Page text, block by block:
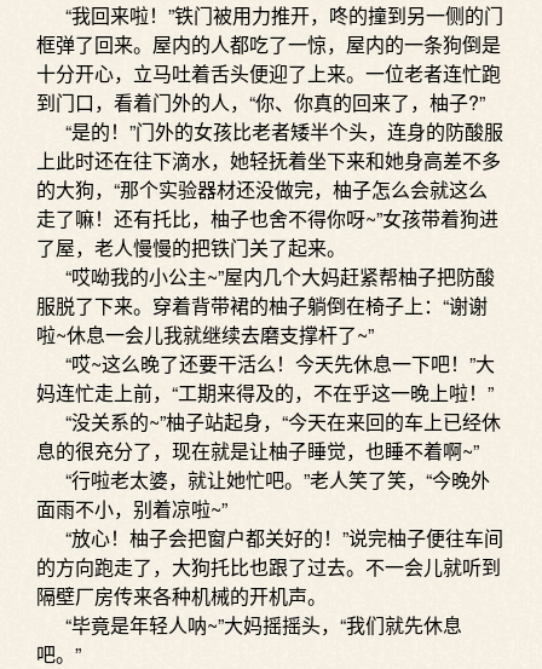
“我回来啦！”铁门被用力推开，咚的撞到另一侧的门
框弹了回来。屋内的人都吃了一惊，屋内的一条狗倒是
十分开心，立马吐着舌头便迎了上来。一位老者连忙跑
到门口，看着门外的人，“你、你真的回来了，柚子?”
“是的！”门外的女孩比老者矮半个头，连身的防酸服
上此时还在往下滴水，她轻抚着坐下来和她身高差不多
的大狗，“那个实验器材还没做完，柚子怎么会就这么
走了嘛！还有托比，柚子也舍不得你呀~”女孩带着狗进
了屋，老人慢慢的把铁门关了起来。
“哎呦我的小公主~”屋内几个大妈赶紧帮柚子把防酸
服脱了下来。穿着背带裙的柚子躺倒在椅子上：“谢谢
啦~休息一会儿我就继续去磨支撑杆了~”
“哎~这么晚了还要干活么！今天先休息一下吧！”大
妈连忙走上前，“工期来得及的，不在乎这一晚上啦！”
“没关系的~”柚子站起身，“今天在来回的车上已经休
息的很充分了，现在就是让柚子睡觉，也睡不着啊~”
“行啦老太婆，就让她忙吧。”老人笑了笑，“今晚外
面雨不小，别着凉啦~”
“放心！柚子会把窗户都关好的！”说完柚子便往车间
的方向跑走了，大狗托比也跟了过去。不一会儿就听到
隔壁厂房传来各种机械的开机声。
“毕竟是年轻人呐~”大妈摇摇头，“我们就先休息
吧。”